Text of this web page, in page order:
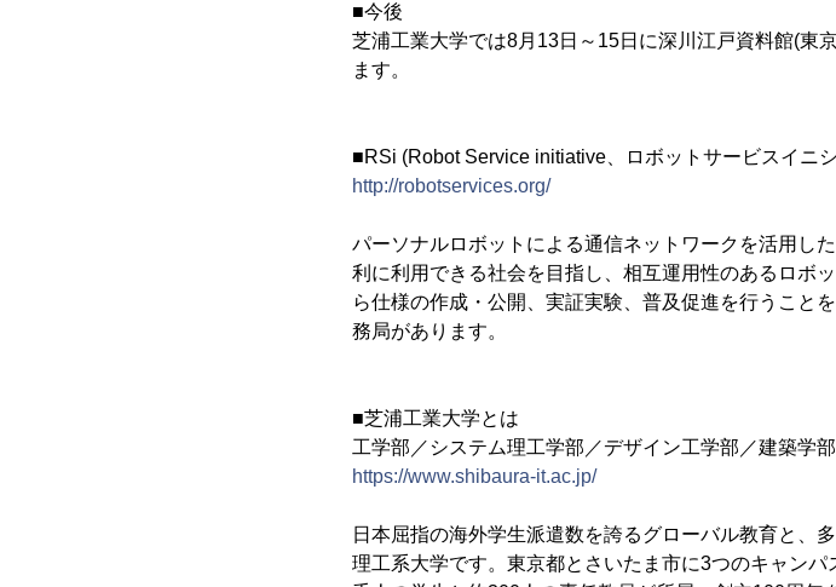
■今後
芝浦工業大学では8月13日～15日に深川江戸資料館(東
ます。
■RSi (Robot Service initiative、ロボットサービスイニ
http://robotservices.org/
パーソナルロボットによる通信ネットワークを活用し
利に利用できる社会を目指し、相互運用性のあるロボ
ら仕様の作成・公開、実証実験、普及促進を行うこと
務局があります。
■芝浦工業大学とは
工学部／システム理工学部／デザイン工学部／建築学
https://www.shibaura-it.ac.jp/
日本屈指の海外学生派遣数を誇るグローバル教育と、
理工系大学です。東京都とさいたま市に3つのキャン